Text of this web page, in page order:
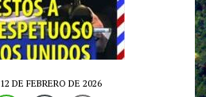
12 DE FEBRERO DE 2026